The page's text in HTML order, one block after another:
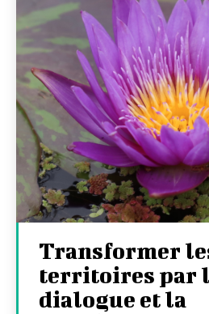
Transformer
territoires par
dialogue et la